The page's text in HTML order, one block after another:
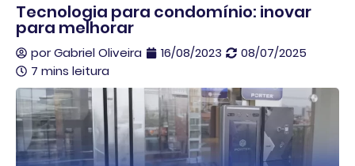
Tecnologia para condomínio: inovar
para melhorar
porGabriel Oliveira 16/08/2023
08/07/2025
7 mins leitura